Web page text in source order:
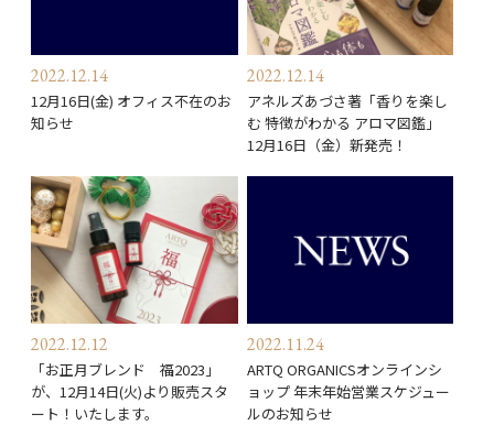
2022.12.14
12月16日(金) オフィス不在のお
知らせ
2022.12.14
アネルズあづさ著「香りを楽し
む 特徴がわかる アロマ図鑑」
12月16日（金）新発売！
2022.12.12
「お正月ブレンド 福2023」
が、12月14日(火)より販売スタ
ート！いたします。
2022.11.24
ARTQ ORGANICSオンラインシ
ョップ 年末年始営業スケジュー
ルのお知らせ